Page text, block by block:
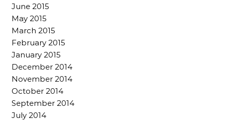
June 2015
May 2015
March 2015
February 2015
January 2015
December 2014
November 2014
October 2014
September 2014
July 2014